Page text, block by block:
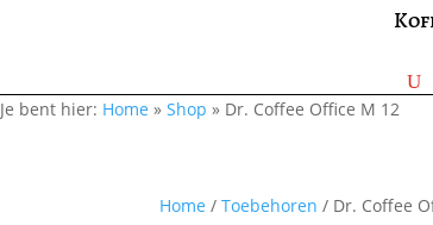
Je bent hier: Home » Shop » Dr. Coffee Office M 12
Home /Toebehoren / Dr. Coffee